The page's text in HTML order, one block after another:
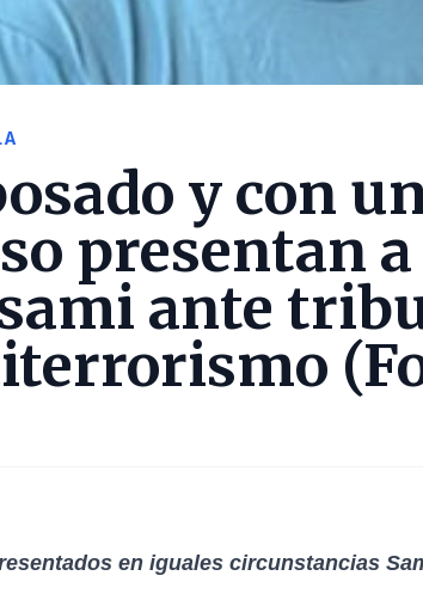
y con
presentan
ante
en iguales circunstancias